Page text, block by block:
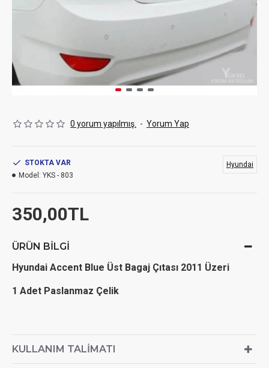
0 yorum yapılmış. - Yorum Yap
350,00TL
STOKTA VAR
Model: YKS - 803
Hyundai
ÜRÜN BILGI
Hyundai Accent Blue Üst Bagaj Çıtası 2011 Üzeri
1 Adet Paslanmaz Çelik
KULLANIM TALIMATI